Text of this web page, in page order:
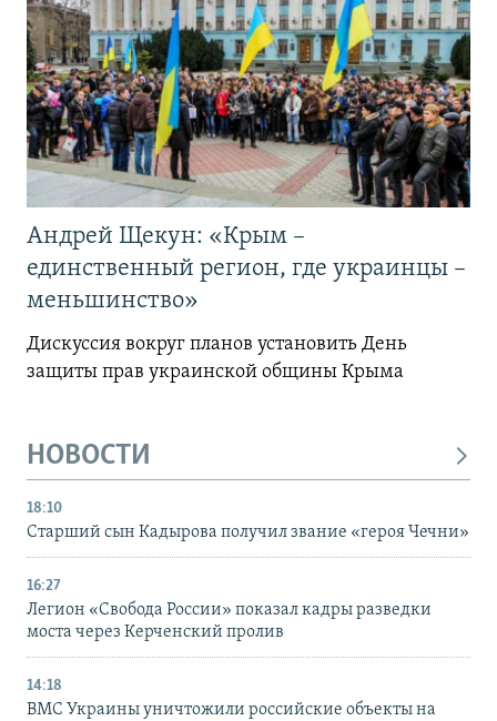
Андрей Щекун: «Крым –
единственный регион, где украинцы –
меньшинство»
Дискуссия вокруг планов установить День
защиты прав украинской общины Крыма
НОВОСТИ
18:10
Старший сын Кадырова получил звание «героя Чечни»
16:27
Легион «Свобода России» показал кадры разведки
моста через Керченский пролив
14:18
ВМС Украины уничтожили российские объекты на